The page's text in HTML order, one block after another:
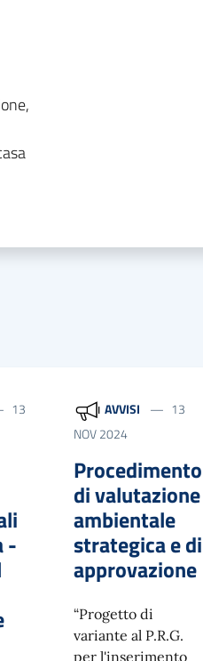
13
-
AVVISI
13
NOV 2024
Procedimento
di valutazione
ambientale
strategica e di
approvazione
“Progetto di
variante al P.R.G.
per l'inserimento